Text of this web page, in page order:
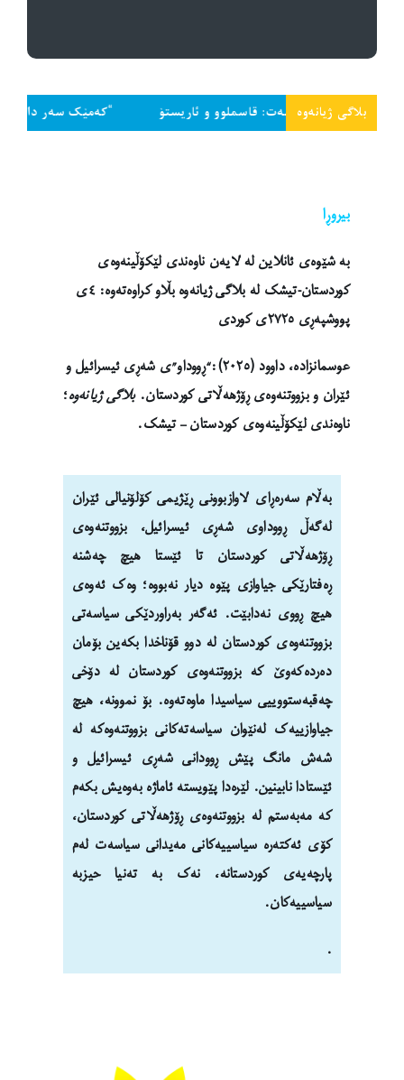
بلاگی ژیانەوە
قاسملوو و ئاریستۆ “کەمێک سەر داخە و تاجەگوڵینەکەت
بیروڕا
بە شێوەی ئانلاین لە لایەن ناوەندی لێکۆڵینەوەی
کوردستان-تیشک لە بلاگی ژیانەوە بڵاو کراوەتەوە: ٤ی
پووشپەڕی ٢٧٢٥ی کوردی
عوسمانزاده، داوود (٢٠٢٥):
“ڕووداو”ی شەڕی ئیسرائیل و
ئێران و بزووتنەوەی ڕۆژهەڵاتی کوردستان.بلاگی ژیانەوە؛
ناوەندی لێکۆڵینەوەی کوردستان – تیشک.
بەڵام سەرەڕای لاوازبوونی ڕێژیمی کۆلۆنیالی ئێران
لەگەڵ ڕووداوی شەڕی ئیسرائیل، بزووتنەوەی
ڕۆژهەڵاتی کوردستان تا ئێستا هیچ چەشنە
ڕەفتارێکی جیاوازی پێوە دیار نەبووە؛ وەک ئەوەی
هیچ ڕووی نەدابێت. ئەگەر بەراوردێکی سیاسەتی
بزووتنەوەی کوردستان لە دوو قۆناخدا بکەین بۆمان
دەردەکەوێ کە بزووتنەوەی کوردستان لە دۆخی
چەقبەستووییی سیاسیدا ماوەتەوە. بۆ نموونە، هیچ
جیاوازییەک لەنێوان سیاسەتەکانی بزووتنەوەکە لە
شەش مانگ پێش ڕوودانی شەڕی ئیسرائیل و
ئێستادا نابینین. لێرەدا پێویستە ئاماژە بەوەیش بکەم
کە مەبەستم لە بزووتنەوەی ڕۆژهەڵاتی کوردستان،
کۆی ئەکتەرە سیاسییەکانی مەیدانی سیاسەت لەم
پارچەیەی کوردستانە، نەک بە تەنیا حیزبە
سیاسییەکان.
.